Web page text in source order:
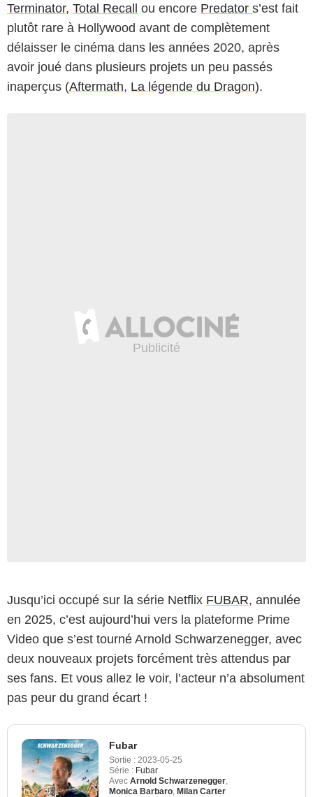
Terminator, Total Recall ou encore Predator s’est fait
plutôt rare à Hollywood avant de complètement
délaisser le cinéma dans les années 2020, après
avoir joué dans plusieurs projets un peu passés
inaperçus (Aftermath, La légende du Dragon).
Jusqu’ici occupé sur la série Netflix FUBAR, annulée
en 2025, c’est aujourd’hui vers la plateforme Prime
Video que s’est tourné Arnold Schwarzenegger, avec
deux nouveaux projets forcément très attendus par
ses fans. Et vous allez le voir, l’acteur n’a absolument
pas peur du grand écart !
Fubar
Sortie : 2023-05-25
Série : Fubar
Avec Arnold Schwarzenegger
Monica Barbaro Milan Carter